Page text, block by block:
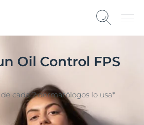
Oil Control FPS
de cada 2 dermatólogos lo usa*​